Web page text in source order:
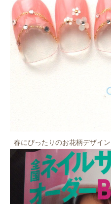
春にぴったりのお花柄デザイン